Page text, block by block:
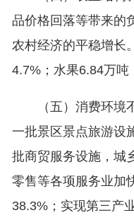
品价格回落等带来的
农村经济的平稳增长
4.7%；水果6.84万吨
（五）消费环境不
一批景区景点旅游设
批商贸服务设施，城
零售等各项服务业加
38.3%；实现第三产